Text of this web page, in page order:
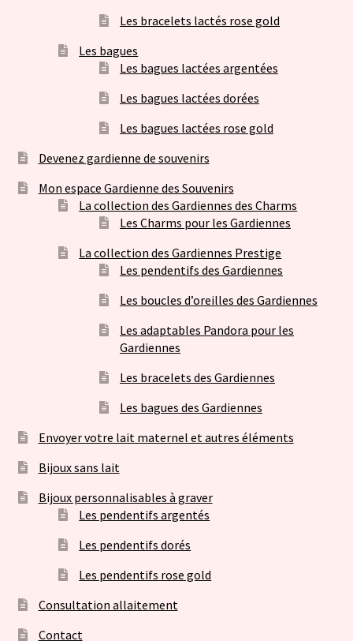
Les bracelets lactés rose gold
Les bagues
Les bagues lactées argentées
Les bagues lactées dorées
Les bagues lactées rose gold
Devenez gardienne de souvenirs
Mon espace Gardienne des Souvenirs
La collection des Gardiennes des Charms
Les Charms pour les Gardiennes
La collection des Gardiennes Prestige
Les pendentifs des Gardiennes
Les boucles d’oreilles des Gardiennes
Les adaptables Pandora pour les
Gardiennes
Les bracelets des Gardiennes
Les bagues des Gardiennes
Envoyer votre lait maternel et autres éléments
Bijoux sans lait
Bijoux personnalisables à graver
Les pendentifs argentés
Les pendentifs dorés
Les pendentifs rose gold
Consultation allaitement
Contact